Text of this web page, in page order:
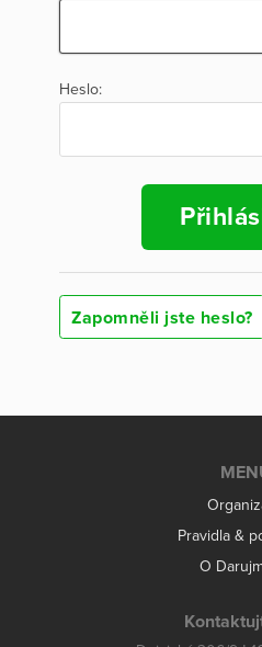
Heslo:
Zapomněli jste heslo?
Pravidla &
O